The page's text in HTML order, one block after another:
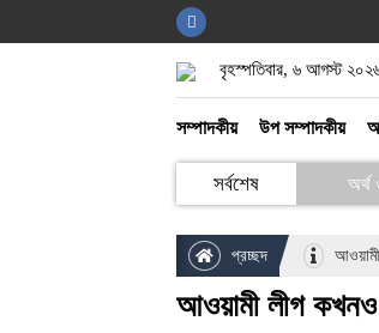
বৃহস্পতিবার, ৬ আগস্ট
সম্পাদকীয় উপ সম্পাদকীয়
সর্বশেষ অর্থ
প্রচ্ছদ
আওয়ামী লীগ কখনও